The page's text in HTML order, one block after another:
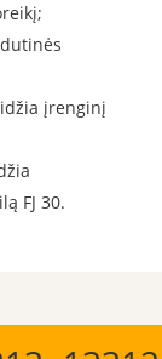
įrenginį
FJ 30.